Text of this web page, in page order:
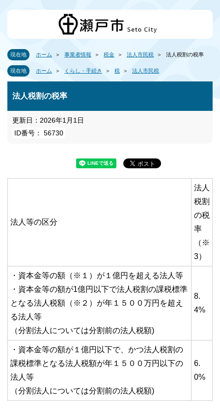
現在地 ホーム 事業者情報 税金 法人市民税 法人税割の税率
現在地 ホーム くらし・手続き 税 法人市民税
法人税割の税率
更新日：2026年1月1日
ID番号： 56730
法人等の区分
法人
税割
の税
率
（※
3）
・資本金等の額（※１）が１億円を超える法人等
・資本金等の額が1億円以下で法人税割の課税標準
となる法人税額（※２）が年１５００万円を超え
る法人等
（分割法人については分割前の法人税額)
8.
4%
・資本金等の額が１億円以下で、かつ法人税割の
課税標準となる法人税額が年１５００万円以下の
法人等
（分割法人については分割前の法人税額)
6.
0%